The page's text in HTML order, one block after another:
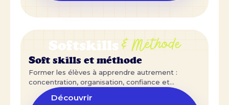
Softskills& Méthode
Soft skills et méthode
Former les élèves à apprendre autrement :
concentration, organisation, confiance et
posture.
Découvrir